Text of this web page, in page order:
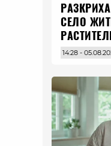
СЕЛО
VIRGIN
14:28 -